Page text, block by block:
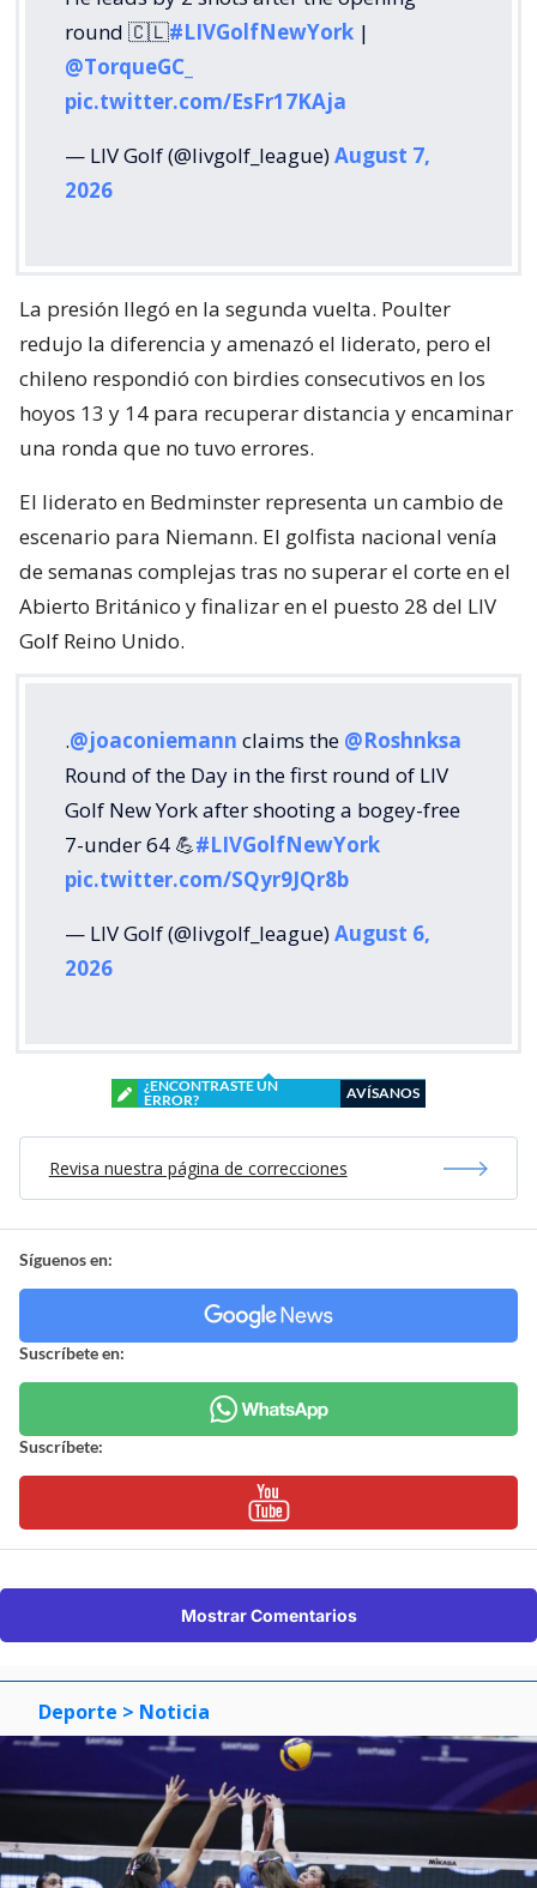
round 🇨🇱#LIVGolfNewYork |
@TorqueGC_
pic.twitter.com/EsFr17KAja
— LIV Golf (@livgolf_league)August 7,
2026
La presión llegó en la segunda vuelta. Poulter
redujo la diferencia y amenazó el liderato, pero el
chileno respondió con birdies consecutivos en los
hoyos 13 y 14 para recuperar distancia y encaminar
una ronda que no tuvo errores.
El liderato en Bedminster representa un cambio de
escenario para Niemann. El golfista nacional venía
de semanas complejas tras no superar el corte en el
Abierto Británico y finalizar en el puesto 28 del LIV
Golf Reino Unido.
.@joaconiemann claims the @Roshnksa
Round of the Day in the first round of LIV
Golf New York after shooting a bogey-free
7-under 64 💪#LIVGolfNewYork
pic.twitter.com/SQyr9JQr8b
— LIV Golf (@livgolf_league)August 6,
2026
¿ENCONTRASTE UN
ERROR?
AVÍSANOS
Revisa nuestra página de correcciones
Síguenos en:
Suscríbete en:
Suscríbete:
Mostrar Comentarios
Deporte > Noticia